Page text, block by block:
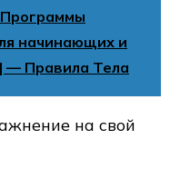
Программы
начинающих и
— Правила Тела
на свой